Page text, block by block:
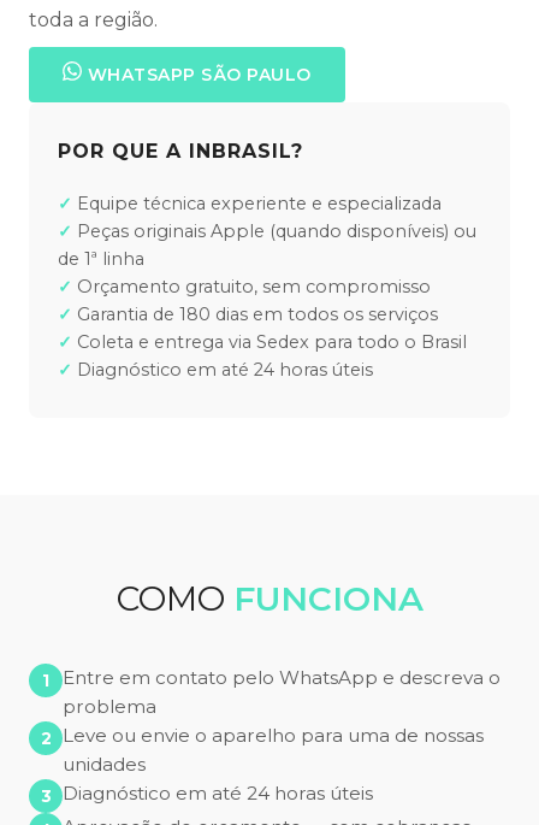
toda a região.
WHATSAPP SÃO PAULO
POR QUE A INBRASIL?
Equipe técnica experiente e especializada
Peças originais Apple (quando disponíveis) ou
de 1ª linha
Orçamento gratuito, sem compromisso
Garantia de 180 dias em todos os serviços
Coleta e entrega via Sedex para todo o Brasil
Diagnóstico em até 24 horas úteis
COMO FUNCIONA
Entre em contato pelo WhatsApp e descreva o
problema
Leve ou envie o aparelho para uma de nossas
unidades
Diagnóstico em até 24 horas úteis